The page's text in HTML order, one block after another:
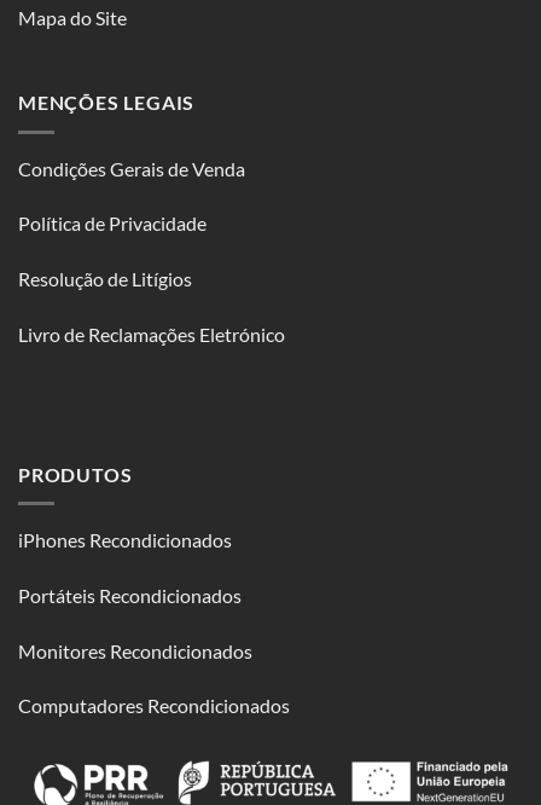
Mapa do Site
MENÇÕES LEGAIS
Condições Gerais de Venda
Política de Privacidade
Resolução de Litígios
Livro de Reclamações Eletrónico
PRODUTOS
iPhones Recondicionados
Portáteis Recondicionados
Monitores Recondicionados
Computadores Recondicionados